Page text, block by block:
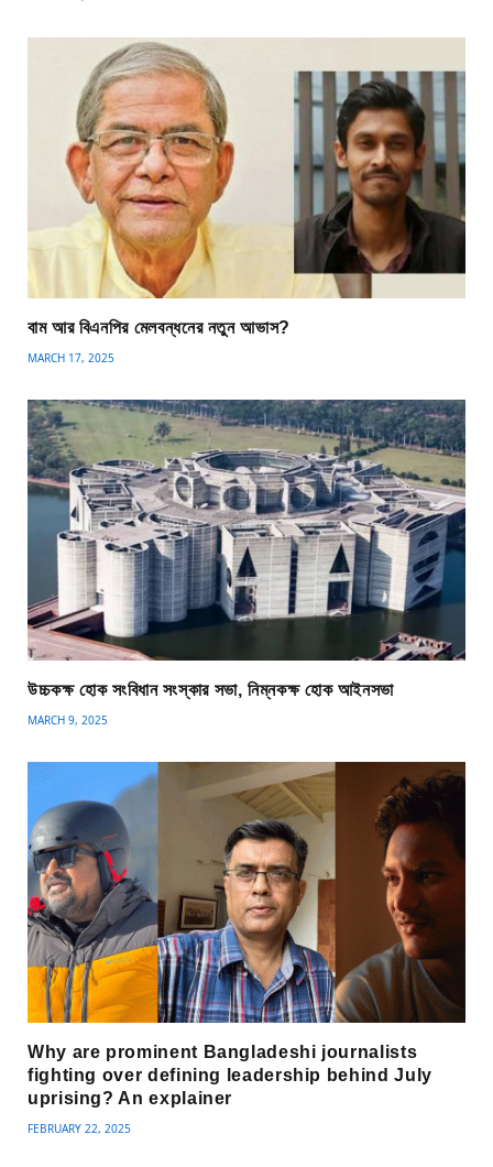
বাম আর বিএনপির মেলবন্ধনের নতুন আভাস?
MARCH 17, 2025
উচ্চকক্ষ হোক সংবিধান সংস্কার সভা, নিম্নকক্ষ হোক আইনসভা
MARCH 9, 2025
Why are prominent Bangladeshi journalists
fighting over defining leadership behind July
uprising? An explainer
FEBRUARY 22, 2025